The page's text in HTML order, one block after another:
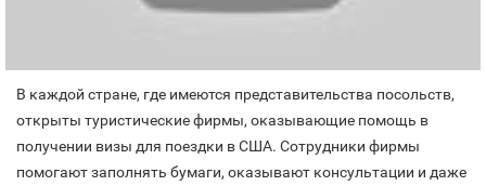
В каждой стране, где имеются представительства посольств,
открыты туристические фирмы, оказывающие помощь в
получении визы для поездки в США. Сотрудники фирмы
помогают заполнять бумаги, оказывают консультации и даже